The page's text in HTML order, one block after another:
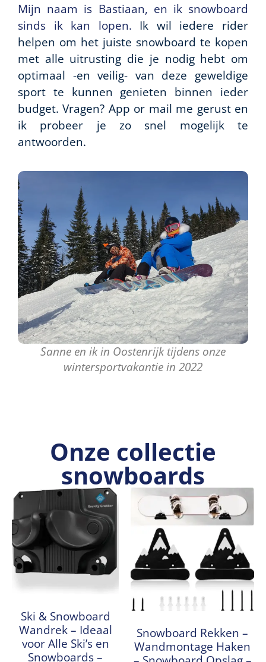
Mijn naam is Bastiaan, en ik snowboard
sinds ik kan lopen. Ik wil iedere rider
helpen om het juiste snowboard te kopen
met alle uitrusting die je nodig hebt om
optimaal -en veilig- van deze geweldige
sport te kunnen genieten binnen ieder
budget. Vragen? App or mail me gerust en
ik probeer je zo snel mogelijk te
antwoorden.
Sanne en ik in Oostenrijk tijdens onze
wintersportvakantie in 2022
Onze collectie
snowboards
Ski & Snowboard
Wandrek – Ideaal
voor Alle Ski’s en
Snowboards –
Snowboard Rekken –
Wandmontage Haken